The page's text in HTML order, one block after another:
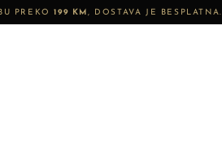
PREKO199 KM, DOSTAVA JE BESPLATNA.